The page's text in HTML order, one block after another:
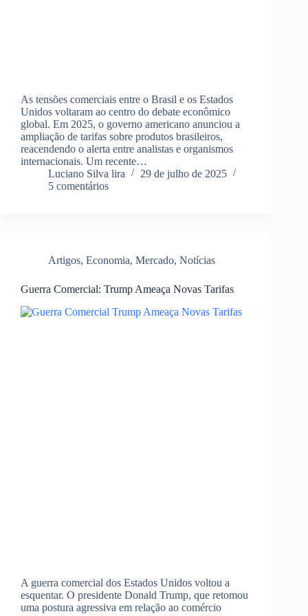
As tensões comerciais entre o Brasil e os Estados
Unidos voltaram ao centro do debate econômico
global. Em 2025, o governo americano anunciou a
ampliação de tarifas sobre produtos brasileiros,
reacendendo o alerta entre analistas e organismos
internacionais. Um recente…
Luciano Silva lira
29 de julho de 2025
5 comentários
Artigos, Economia, Mercado, Notícias
Guerra Comercial: Trump Ameaça Novas Tarifas
A guerra comercial dos Estados Unidos voltou a
esquentar. O presidente Donald Trump, que retomou
uma postura agressiva em relação ao comércio